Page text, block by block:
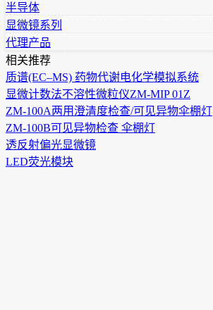
半导体
显微镜系列
代理产品
相关推荐
质谱(EC–MS) 药物代谢电化学模拟系统
显微计数法不溶性微粒仪ZM-MIP 01Z
ZM-100A两用澄清度检查/可见异物伞棚灯
ZM-100B可见异物检查 伞棚灯
透反射偏光显微镜
LED荧光模块